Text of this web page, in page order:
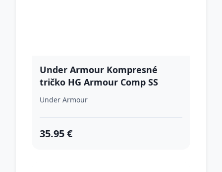
Under Armour Kompresné
tričko HG Armour Comp SS
Black XL
Under Armour
35.95 €